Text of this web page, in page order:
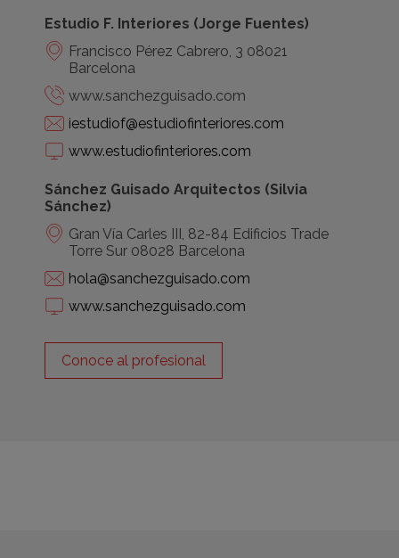
Estudio F. Interiores (Jorge Fuentes)
Francisco Pérez Cabrero, 3 08021
Barcelona
www.sanchezguisado.com
iestudiof@estudiofinteriores.com
www.estudiofinteriores.com
Sánchez Guisado Arquitectos (Silvia
Sánchez)
Gran Vía Carles III, 82-84 Edificios Trade
Torre Sur 08028 Barcelona
hola@sanchezguisado.com
www.sanchezguisado.com
Conoce al profesional